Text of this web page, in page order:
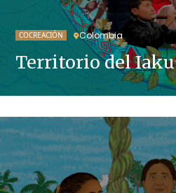
COCREACIÓN Colombia
Territorio del Iaku